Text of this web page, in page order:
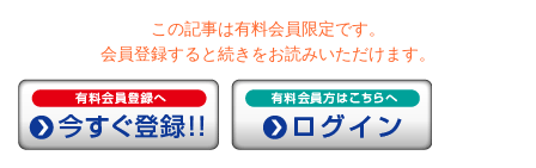
この記事は有料会員限定です。
会員登録すると続きをお読みいただけます。